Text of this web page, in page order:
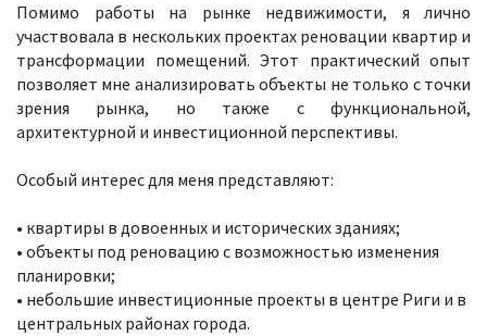
Помимо работы на рынке недвижимости, я лично
участвовала в нескольких проектах реновации квартир и
трансформации помещений. Этот практический опыт
позволяет мне анализировать объекты не только с точки
зрения рынка, но также с функциональной,
архитектурной и инвестиционной перспективы.
Особый интерес для меня представляют:
• квартиры в довоенных и исторических зданиях;
• объекты под реновацию с возможностью изменения
планировки;
• небольшие инвестиционные проекты в центре Риги и в
центральных районах города.